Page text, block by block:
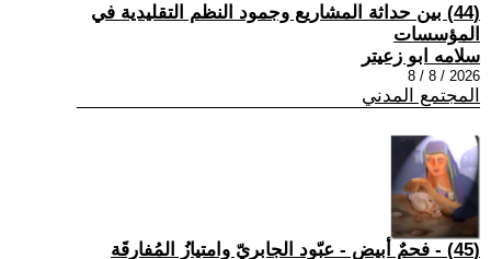
(44) بين حداثة المشاريع وجمود النظم التقليدية في
المؤسسات
سلامه ابو زعيتر
2026 / 8 / 8
المجتمع المدني
(45) - فحمٌ أبيض - عبّود الجابريّ وامتيازُ المُفارقَة